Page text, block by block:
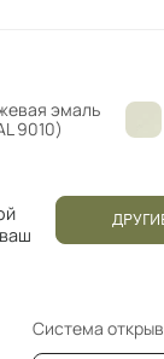
эмаль
9010)
Система